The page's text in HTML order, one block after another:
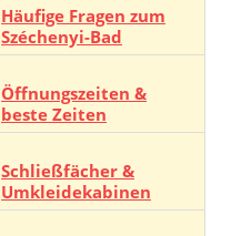
Häufige Fragen zum
Széchenyi-Bad
Öffnungszeiten &
beste Zeiten
Schließfächer &
Umkleidekabinen